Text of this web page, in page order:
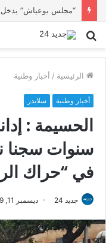
بحث
الرئيسية / أخبار وطنية
أخبار وطنية سلايدر
الحسيمة :
سنوات سجنا
في “حراك
جديد 24 ديسمبر 11, 2019